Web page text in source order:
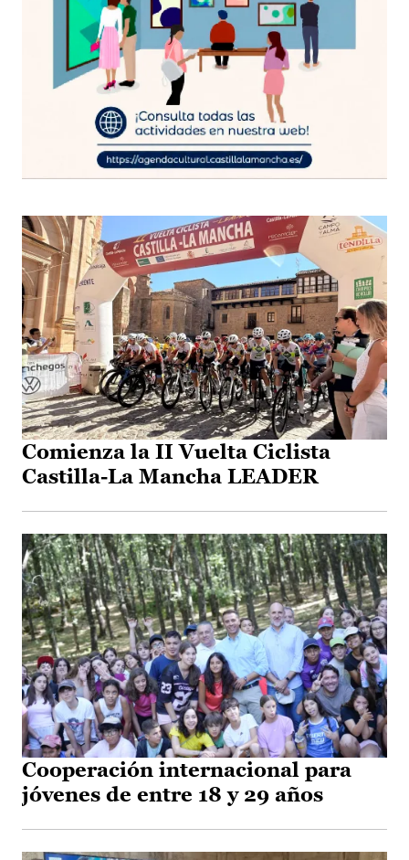
Comienza la II Vuelta Ciclista
Castilla-La Mancha LEADER
Cooperación internacional para
jóvenes de entre 18 y 29 años